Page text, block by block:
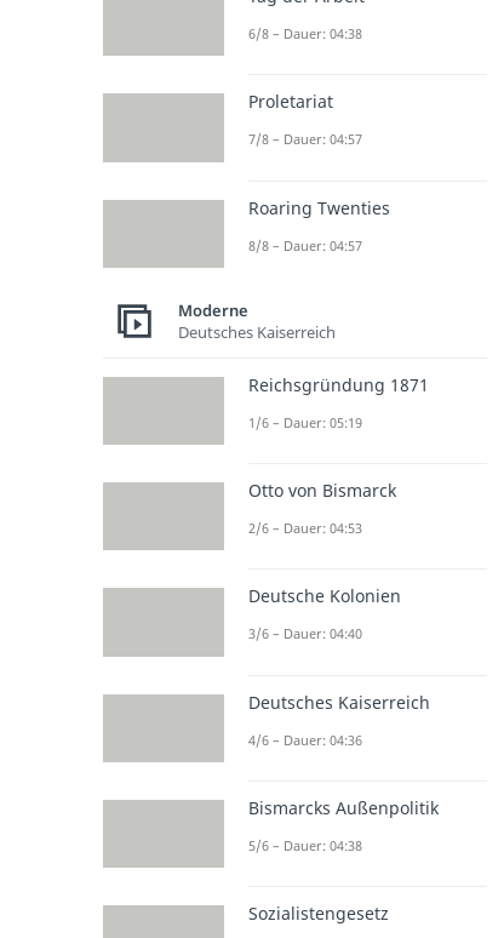
6/8 – Dauer: 04:38
Proletariat
7/8 – Dauer: 04:57
Roaring Twenties
8/8 – Dauer: 04:57
Moderne
Deutsches Kaiserreich
Reichsgründung 1871
1/6 – Dauer: 05:19
Otto von Bismarck
2/6 – Dauer: 04:53
Deutsche Kolonien
3/6 – Dauer: 04:40
Deutsches Kaiserreich
4/6 – Dauer: 04:36
Bismarcks Außenpolitik
5/6 – Dauer: 04:38
Sozialistengesetz